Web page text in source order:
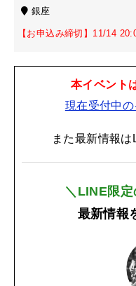
銀座
【お申込み締切】11/14
本イベント
現在受付中
また最新情報は
＼LINE限
最新情報